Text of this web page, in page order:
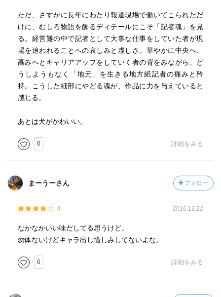
ただ、さすがに長年にわたり報道現場で働いてこられただ
けに、むしろ物語を飾るディテールにこそ「記者魂」を見
る。経営難の中で記者として大事な仕事をしていた者が現
場を追われることへの哀しみと虚しさ。華やかに中央へ、
高みへとキャリアアップをしていく者の背をみながら、ど
うしようもなく「地元」を生きる地方紙記者の痛みと矜
持。こうした細部にやどる魂が、作品に力を与えていると
感じる。
あとは犬がかわいい。
0 詳細をみる
まーうーさん フォロー
4 2016.12.22
なかなかいい味だしてる思うけど。
勿体ないけどキャラ出し惜しみしてないよな。
0 詳細をみる